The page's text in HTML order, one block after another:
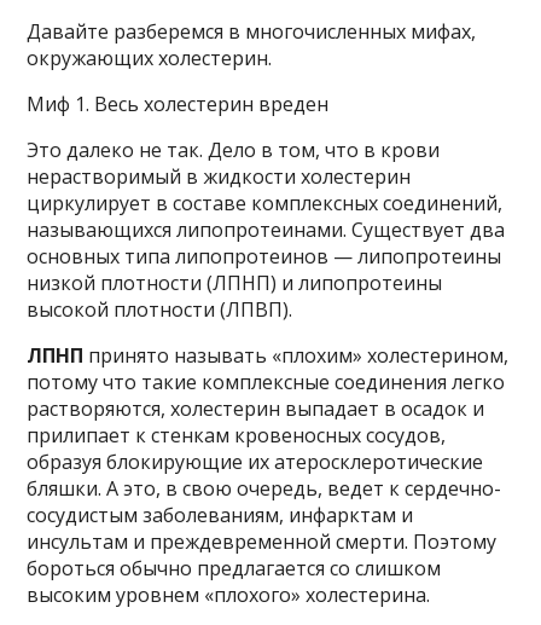
Давайте разберемся в многочисленных мифах,
окружающих холестерин.
Миф 1. Весь холестерин вреден
Это далеко не так. Дело в том, что в крови
нерастворимый в жидкости холестерин
циркулирует в составе комплексных соединений,
называющихся липопротеинами. Существует два
основных типа липопротеинов — липопротеины
низкой плотности (ЛПНП) и липопротеины
высокой плотности (ЛПВП).
ЛПНП принято называть «плохим» холестерином,
потому что такие комплексные соединения легко
растворяются, холестерин выпадает в осадок и
прилипает к стенкам кровеносных сосудов,
образуя блокирующие их атеросклеротические
бляшки. А это, в свою очередь, ведет к сердечно-
сосудистым заболеваниям, инфарктам и
инсультам и преждевременной смерти. Поэтому
бороться обычно предлагается со слишком
высоким уровнем «плохого» холестерина.